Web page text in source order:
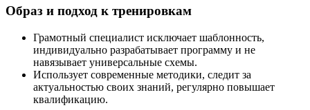
Образ и подход к тренировкам
Грамотный специалист исключает шаблонность,
индивидуально разрабатывает программу и не
навязывает универсальные схемы.
Использует современные методики, следит за
актуальностью своих знаний, регулярно повышает
квалификацию.